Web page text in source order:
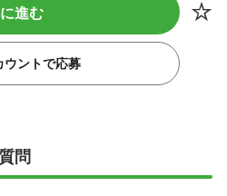
進む
ントで応募
問